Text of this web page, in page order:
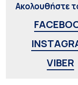
Ακολουθήστε
VIBER